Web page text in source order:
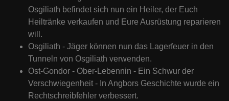
Osgiliath befindet sich nun ein Heiler, der Euch
Heiltränke verkaufen und Eure Ausrüstung reparieren
will.
Osgiliath - Jäger können nun das Lagerfeuer in den
Tunneln von Osgiliath verwenden.
Ost-Gondor - Ober-Lebennin - Ein Schwur der
Verschwiegenheit - In Angbors Geschichte wurde ein
Rechtschreibfehler verbessert.